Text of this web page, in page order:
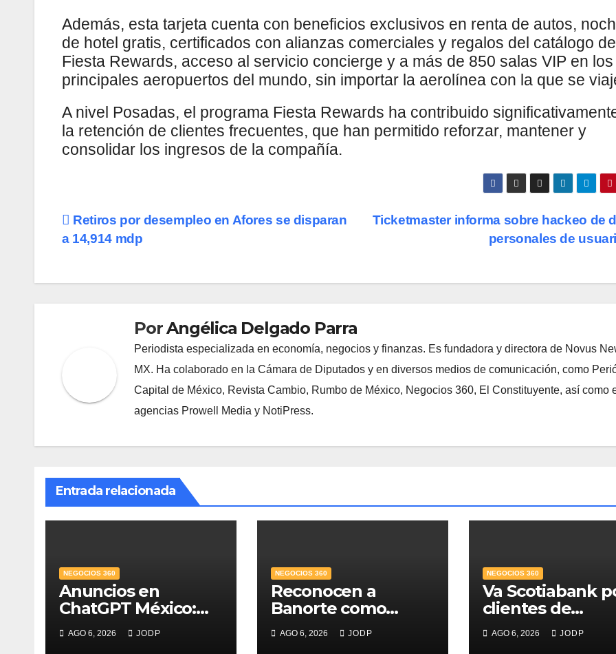
Además, esta tarjeta cuenta con beneficios exclusivos en renta de autos,
de hotel gratis, certificados con alianzas comerciales y regalos del catálogo de
Fiesta Rewards, acceso al servicio concierge y a más de 850 salas VIP en los
principales aeropuertos del mundo, sin importar la aerolínea con la que se
A nivel Posadas, el programa Fiesta Rewards ha contribuido
la retención de clientes frecuentes, que han permitido reforzar, mantener y
consolidar los ingresos de la compañía.
Navegación
de
entradas
Ticketmaster informa sobre hackeo de
personales de
Retiros por desempleo en Afores se disparan
a 14,914 mdp
PorAngélica Delgado Parra
Periodista especializada en economía, negocios y finanzas. Es fundadora y directora de Novus
MX. Ha colaborado en la Cámara de Diputados y en diversos medios de comunicación, como
Capital de México, Revista Cambio, Rumbo de México, Negocios 360, El Constituyente, así como
agencias Prowell Media y NotiPress.
Entrada relacionada
NEGOCIOS 360
Anuncios en
ChatGPT México:
¿quién los verá y
qué pasará con las
AGO 6, 2026 JODP
NEGOCIOS 360
Reconocen a
Banorte como
Mejor Banco para
PyMEs; supera 14%
AGO 6, 2026 JODP
NEGOCIOS 360
Va Scotiabank
clientes de
patrimonio
emergente
AGO 6, 2026 JODP